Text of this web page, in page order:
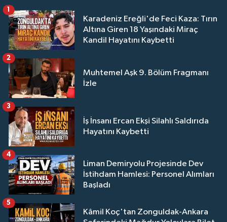
Karadeniz Ereğli'de Feci Kaza: Tırın
Altına Giren 18 Yaşındaki Miraç
Kandil Hayatını Kaybetti
1
Muhtemel Aşk 9. Bölüm Fragmanı
İzle
2
İş İnsanı Ercan Ekşi Silahlı Saldırıda
Hayatını Kaybetti
3
Liman Demiryolu Projesinde Dev
İstihdam Hamlesi: Personel Alımları
Başladı
4
Kâmil Koç'tan Zonguldak-Ankara
5